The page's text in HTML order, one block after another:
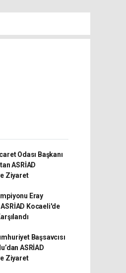
Odası Başkanı
ASRİAD
Ziyaret
Eray
Kocaeli'de
Başsavcısı
ASRİAD
Ziyaret